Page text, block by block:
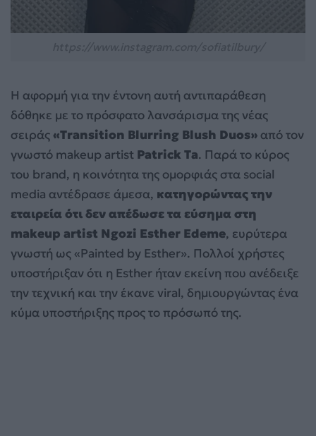
Η αφορμή για την έντονη αυτή αντιπαράθεση
δόθηκε με το πρόσφατο λανσάρισμα της νέας
σειράς«Transition Blurring Blush Duos» από τον
γνωστό makeup artist Patrick Ta. Παρά το κύρος
του brand, η κοινότητα της ομορφιάς στα social
media αντέδρασε άμεσα, κατηγορώντας την
εταιρεία ότι δεν απέδωσε τα εύσημα στη
makeup artist Ngozi Esther Edeme, ευρύτερα
γνωστή ως «Painted by Esther». Πολλοί χρήστες
υποστήριξαν ότι η Esther ήταν εκείνη που ανέδειξε
την τεχνική και την έκανε viral, δημιουργώντας ένα
κύμα υποστήριξης προς το πρόσωπό της.